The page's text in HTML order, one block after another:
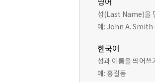
성(Last Name)을
예: John A.
한국어
성과 이름을 띄어쓰
예: 홍길동